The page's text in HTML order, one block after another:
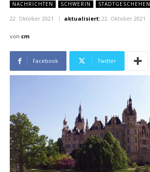
NACHRICHTEN SCHWERIN STADTGESCHEHEN
22. Oktober 2021 aktualisiert: 22. Oktober 2021
von cm
Facebook Twitter